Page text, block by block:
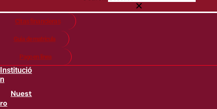
Citas financieras
Guía de matricula
Pago en línea
Institució
n
Nuest
ro